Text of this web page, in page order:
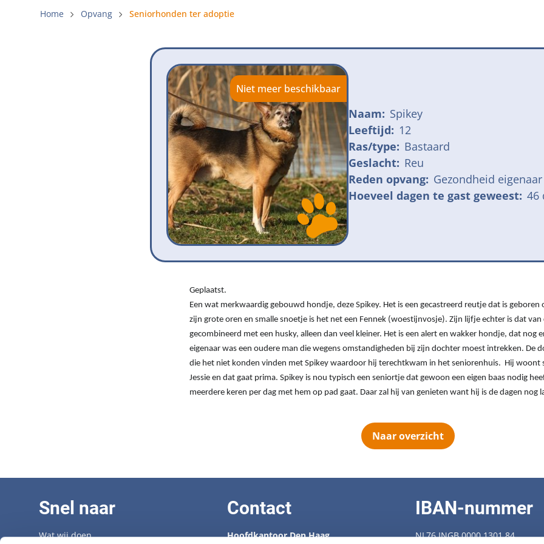
Gemeentelijk meldpunt bijtincidenten
Bescherming tegen grasaren
Home Opvang Seniorhonden ter adoptie
Niet meer beschikbaar
Naam: Spikey
Leeftijd: 12
Ras/type: Bastaard
Geslacht: Reu
Reden opvang: Gezondheid eigenaar
Hoeveel dagen te gast geweest: 46
Geplaatst.
Een wat merkwaardig gebouwd hondje, deze Spikey. Het is een gecastreerd reutje dat is
zijn grote oren en smalle snoetje is het net een Fennek (woestijnvosje). Zijn lijfje echter is dat
gecombineerd met een husky, alleen dan veel kleiner. Het is een alert en wakker hondje, dat nog
eigenaar was een oudere man die wegens omstandigheden bij zijn dochter moest intrekken. De
die het niet konden vinden met Spikey waardoor hij terechtkwam in het seniorenhuis. Hij woont
Jessie en dat gaat prima. Spikey is nou typisch een seniortje dat gewoon een eigen baas nodig
meerdere keren per dag met hem op pad gaat. Daar zal hij van genieten want hij is de dagen nog
Naar overzicht
Snel naar
Wat wij doen
Contact
Hoofdkantoor Den Haag
IBAN-nummer
NL76 INGB 0000 1301 84